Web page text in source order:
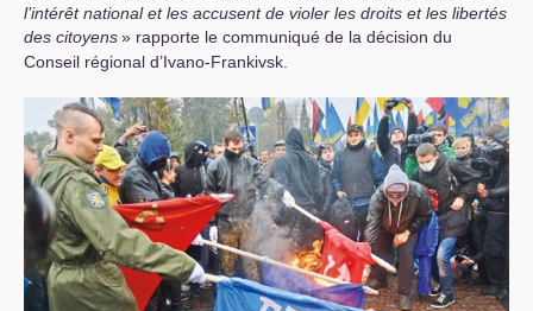
l’intérêt national et les accusent de violer les droits et les libertés
des citoyens» rapporte le communiqué de la décision du
Conseil régional d’Ivano-Frankivsk.